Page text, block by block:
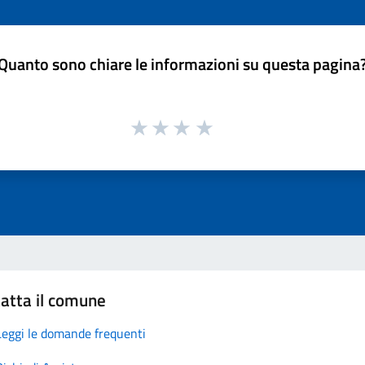
sono chiare le informazioni su questa
il comune
le domande frequenti